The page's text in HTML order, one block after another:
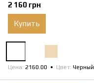
2 160 грн
Купить
Цена 2160.00 Цвет Черный